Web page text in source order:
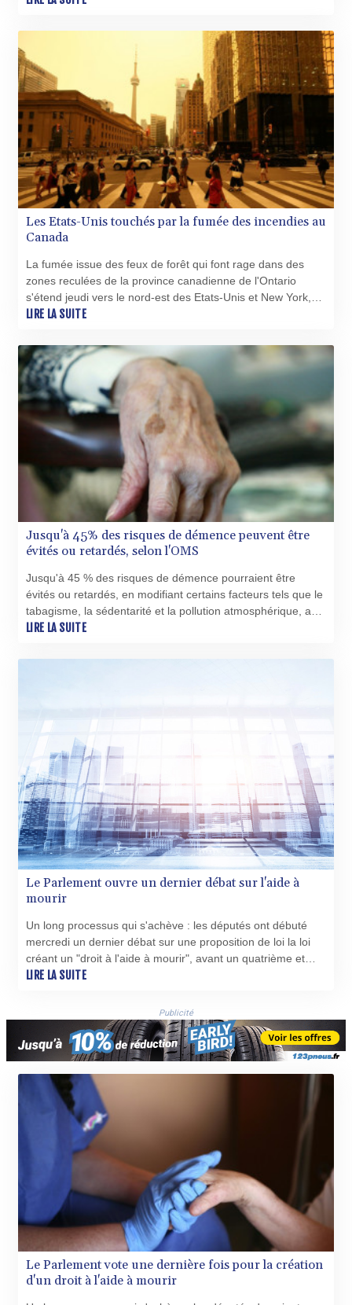
XCG 2.079855
XDR 0.814801
XOF 655.908456
XPF 119.331742
YER 273.423548
ZAR 18.82236
ZMK 10389.969123
ZMW 21.955185
ZWL 371.682381
mortelles.
Les Etats-Unis touchés par la fumée des incendies au
Canada
La fumée issue des feux de forêt qui font rage dans des
zones reculées de la province canadienne de l'Ontario
s'étend jeudi vers le nord-est des Etats-Unis et New York,
exposant des millions de personnes à une qualité de l'air
LIRE LA SUITE
Jusqu'à 45% des risques de démence peuvent être
évités ou retardés, selon l'OMS
Jusqu'à 45 % des risques de démence pourraient être
évités ou retardés, en modifiant certains facteurs tels que le
tabagisme, la sédentarité et la pollution atmosphérique, a
estimé mercredi l'Organisation mondiale de la Santé.
LIRE LA SUITE
Le Parlement ouvre un dernier débat sur l'aide à
mourir
Un long processus qui s'achève : les députés ont débuté
mercredi un dernier débat sur une proposition de loi la loi
créant un "droit à l'aide à mourir", avant un quatrième et
ultime vote devant consacrer cette réforme sociétale
LIRE LA SUITE
Publicité
Le Parlement vote une dernière fois pour la création
d'un droit à l'aide à mourir